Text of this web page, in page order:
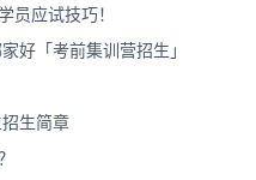
员应试技巧！
好「考前集训营招生」
生简章